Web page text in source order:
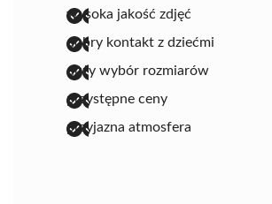
wysoka jakość zdjęć
dobry kontakt z dziećmi
duży wybór rozmiarów
przystępne ceny
przyjazna atmosfera